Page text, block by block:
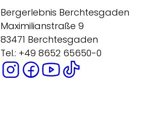
Bergerlebnis Berchtesgaden
Maximilianstraße 9
83471 Berchtesgaden
Tel.: +49 8652 65650-0